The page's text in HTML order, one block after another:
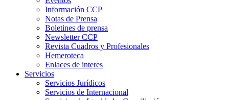
Información CCP
Notas de Prensa
Boletines de prensa
Newsletter CCP
Revista Cuadros y Profesionales
Hemeroteca
Enlaces de interes
Servicios
Servicios Jurídicos
Servicios de Internacional